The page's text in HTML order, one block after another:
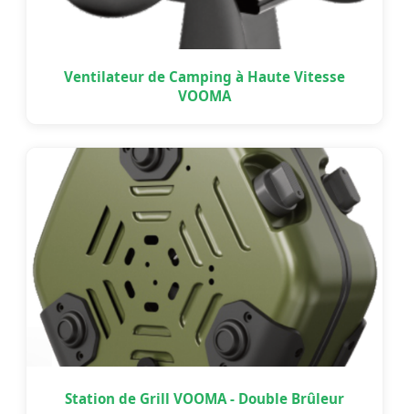
Ventilateur de Camping à Haute Vitesse
VOOMA
Station de Grill VOOMA - Double Brûleur